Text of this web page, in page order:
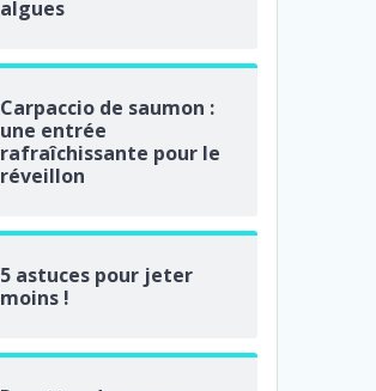
algues
Carpaccio de saumon :
une entrée
rafraîchissante pour le
réveillon
5 astuces pour jeter
moins !